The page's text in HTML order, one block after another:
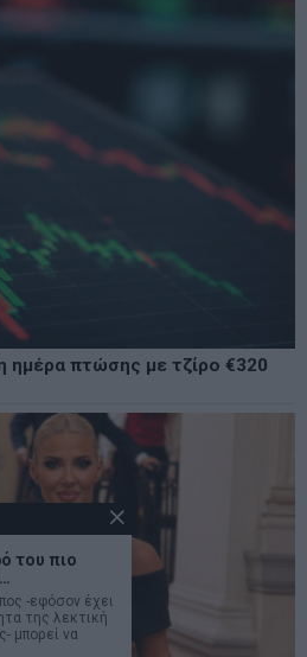
ημέρα πτώσης με τζίρο €320
του πιο
-εφόσον έχει
της λεκτική
μπορεί να